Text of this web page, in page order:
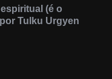
(é o
Tulku Urgyen